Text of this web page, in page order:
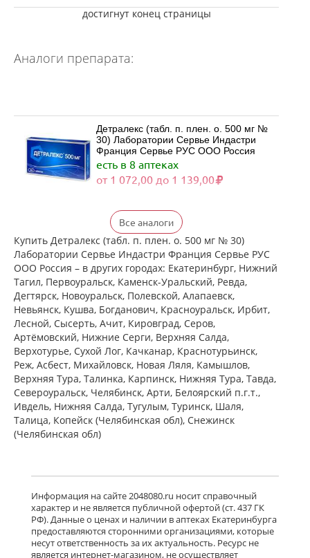
достигнут конец страницы
Аналоги препарата:
Детралекс (табл. п. плен. о. 500 мг №
30) Лаборатории Сервье Индастри
Франция Сервье РУС ООО Россия
есть в 8 аптеках
от 1 072,00 до 1 139,00
Детралекс (табл. п. плен. о. 500 мг №
60) Лаборатории Сервье Индастри
Франция Сервье РУС ООО Россия
есть в 8 аптеках
от 2 081,00 до 2 339,00
Венарус (табл. п. плен. о. 50 мг+450
мг № 30) Алиум АО (Московская
обл,.рп. Оболенск) Россия
есть в 6 аптеках
от 1 183,00 до 1 183,00
Венарус (табл. п. плен. о. 50 мг+450
мг № 60) Алиум АО (Московская
обл,.рп. Оболенск) Россия
есть в 6 аптеках
от 2 079,00 до 2 079,00
Детралекс (табл. п. плен. о. 1000 мг
№ 60) Лаборатории Сервье
Индастри Франция Сервье РУС ООО
Россия
есть в 9 аптеках
от 2 843,10 до 3 232,00
Все аналоги
Купить Детралекс (табл. п. плен. о. 500 мг № 30)
Лаборатории Сервье Индастри Франция Сервье РУС
ООО Россия – в других городах: Екатеринбург, Нижний
Тагил, Первоуральск, Каменск-Уральский, Ревда,
Дегтярск, Новоуральск, Полевской, Алапаевск,
Невьянск, Кушва, Богданович, Красноуральск, Ирбит,
Лесной, Сысерть, Ачит, Кировград, Серов,
Артёмовский, Нижние Cерги, Верхняя Салда,
Верхотурье, Сухой Лог, Качканар, Краснотурьинск,
Реж, Асбест, Михайловск, Новая Ляля, Камышлов,
Верхняя Тура, Талинка, Карпинск, Нижняя Тура, Тавда,
Североуральск, Челябинск, Арти, Белоярский п.г.т.,
Ивдель, Нижняя Салда, Тугулым, Туринск, Шаля,
Талица, Копейск (Челябинская обл), Снежинск
(Челябинская обл)
Информация на сайте 2048080.ru носит справочный
характер и не является публичной офертой (ст. 437 ГК
РФ). Данные о ценах и наличии в аптеках Екатеринбурга
предоставляются сторонними организациями, которые
несут ответственность за их актуальность. Ресурс не
является интернет-магазином, не осуществляет